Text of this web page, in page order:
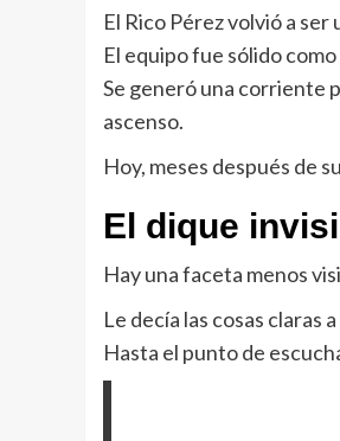
El Rico Pérez volvió a
El equipo fue sólido
Se generó una corriente
ascenso.
Hoy, meses después de
El dique
Hay una faceta menos
Le decía las cosas claras a
Hasta el punto de